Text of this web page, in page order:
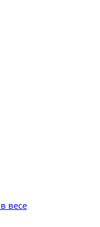
весе